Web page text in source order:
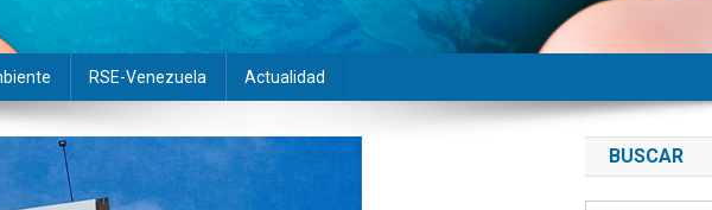
RSE-Venezuela Actualidad
BUSCAR